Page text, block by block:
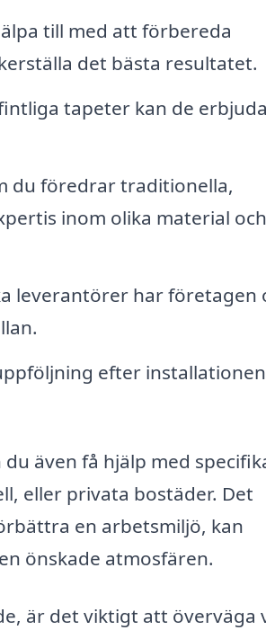
till med att förbereda
det bästa resultatet.
tapeter kan de erbjuda
du föredrar traditionella,
inom olika material och
leverantörer har företagen
efter
du även få hjälp med
eller privata bostäder. Det
en arbetsmiljö, kan
önskade atmosfären.
är det viktigt att överväga